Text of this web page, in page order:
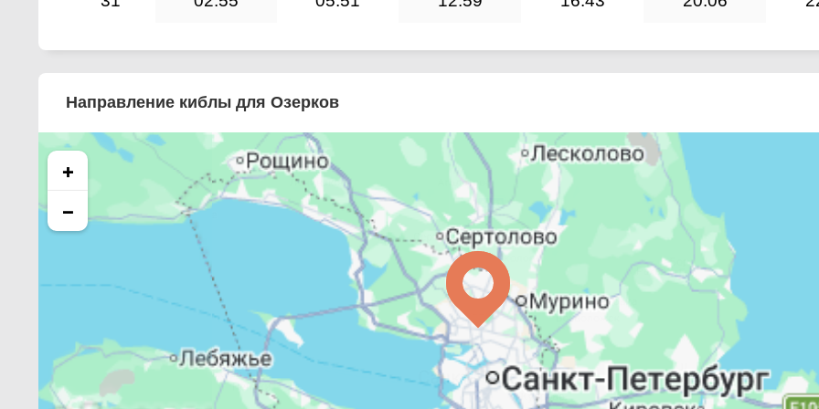
Направление киблы для Озерков
+
−